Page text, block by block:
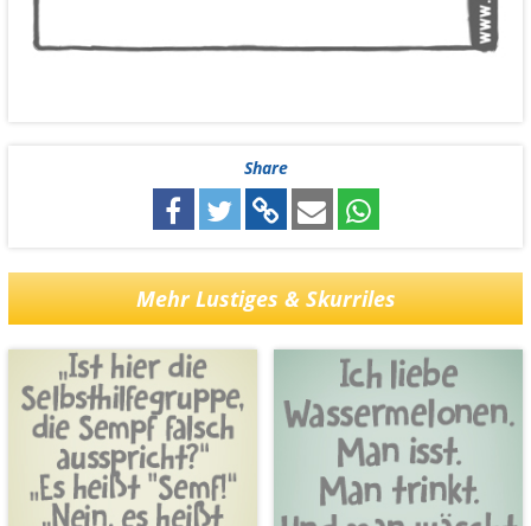
Share
Mehr Lustiges & Skurriles